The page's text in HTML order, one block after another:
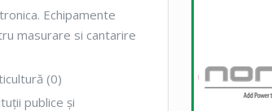
Echipamente
masurare si cantarire
(0)
publice şi